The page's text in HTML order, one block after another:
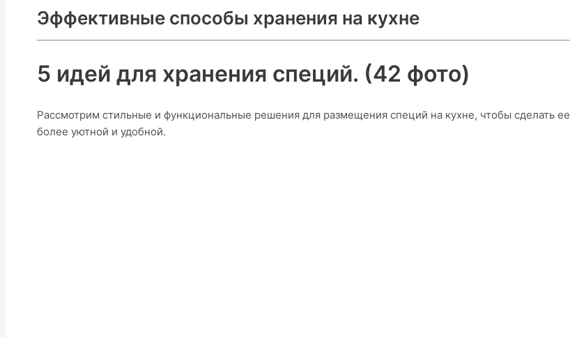
Эффективные способы хранения на кухне
5 идей для хранения специй. (42 фото)
Рассмотрим стильные и функциональные решения для размещения специй на кухне, чтобы сделать ее
более уютной и удобной.